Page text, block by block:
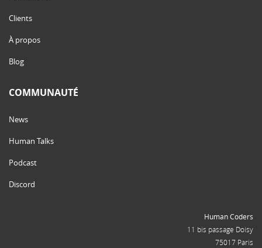
Clients
À propos
Blog
COMMUNAUTÉ
News
Human Talks
Podcast
Discord
Human Coders
11 bis passage Doisy
75017 Paris